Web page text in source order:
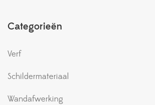
Categorieën
Verf
Schildermateriaal
Wandafwerking